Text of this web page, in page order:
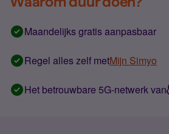
Maandelijks gratis aanpasbaar
Regel alles zelf metMijn Simyo
Het betrouwbare 5G-netwerk van